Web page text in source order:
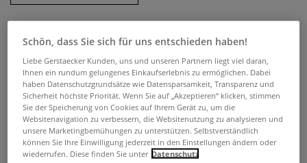
Schön, dass Sie sich für uns entschieden haben!
Liebe Gerstaecker Kunden, uns und unseren Partnern liegt viel daran,
Ihnen ein rundum gelungenes Einkaufserlebnis zu ermöglichen. Dabei
haben Datenschutzgrundsätze wie Datensparsamkeit, Transparenz und
Sicherheit höchste Priorität. Wenn Sie auf „Akzeptieren“ klicken, stimmen
Sie der Speicherung von Cookies auf Ihrem Gerät zu, um die
Websitenavigation zu verbessern, die Websitenutzung zu analysieren und
unsere Marketingbemühungen zu unterstützen. Selbstverständlich
können Sie Ihre Einwilligung jederzeit in den Einstellungen ändern oder
wiederrufen. Diese finden Sie unter Datenschutz